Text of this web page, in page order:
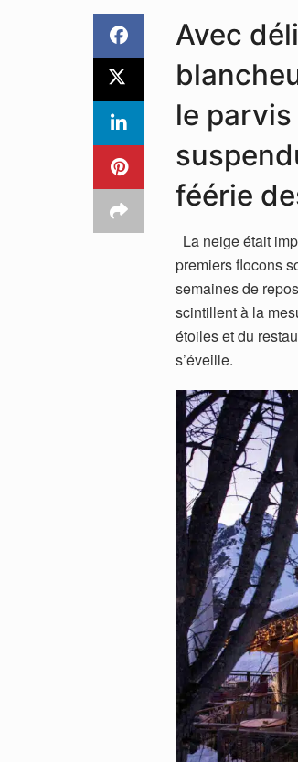
Avec
le
féérie
La neige était
premiers flocons
semaines de
scintillent à la
étoiles et du
s’éveille.